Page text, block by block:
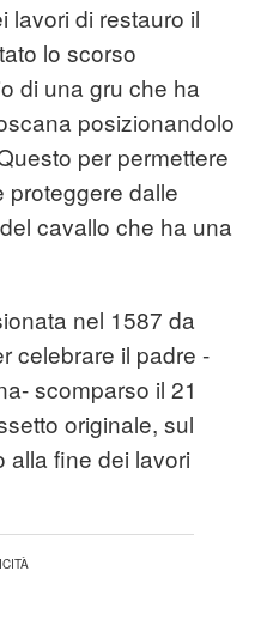
lavori di restauro il
lo scorso
di una gru che ha
posizionandolo
per permettere
proteggere dalle
cavallo che ha una
nel 1587 da
celebrare il padre -
scomparso il 21
originale, sul
alla fine dei lavori